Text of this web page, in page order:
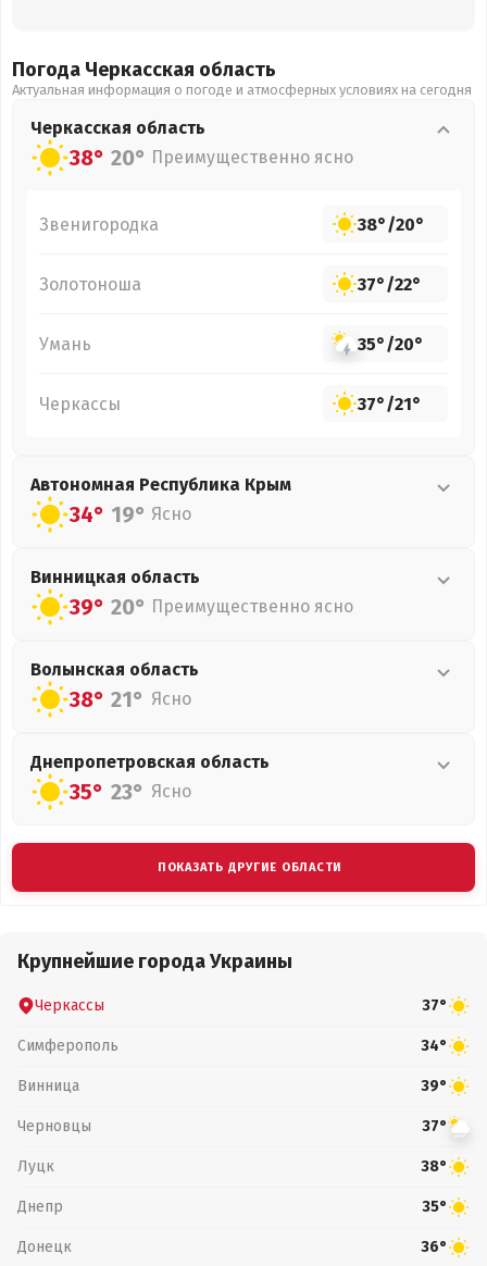
Погода Черкасская область
Актуальная информация о погоде и атмосферных условиях на сегодня
Черкасская область
38° 20° Преимущественно ясно
Звенигородка 38°/20°
Золотоноша 37°/22°
Умань 35°/20°
Черкассы 37°/21°
Автономная Республика Крым
34° 19° Ясно
Винницкая область
39° 20° Преимущественно ясно
Волынская область
38° 21° Ясно
Днепропетровская область
35° 23° Ясно
ПОКАЗАТЬ ДРУГИЕ ОБЛАСТИ
Крупнейшие города Украины
Черкассы 37°
Симферополь 34°
Винница 39°
Черновцы 37°
Луцк 38°
Днепр 35°
Донецк 36°